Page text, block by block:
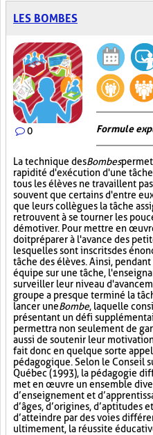
LES BOMBES
0 Formule
La technique desBombes
rapidité d'exécution d'une
tous les élèves ne travaillent
souvent que certains d'entre
que leurs collègues la tâche
retrouvent à se tourner les
démotiver. Pour mettre en
doit préparer à l'avance des
lesquelles sont inscrits des
tâche des élèves. Ainsi,
équipe sur une tâche,
surveiller leur niveau
groupe a presque terminé la
lancer uneBombe, laquelle
présentant un défi
permettra non seulement de
aussi de soutenir leur
fait donc en quelque sorte
pédagogique. Selon le Conseil
Québec (1993), la pédagogie
met en œuvre un ensemble
d’enseignement et
d’âges, d’origines, d’aptitudes
d’atteindre par des voies
ultimement, la réussite